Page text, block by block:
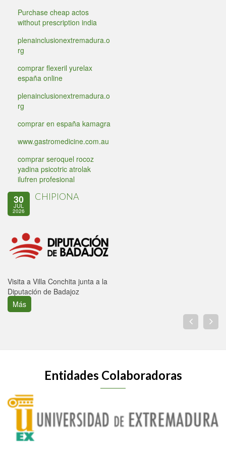
Purchase cheap actos
without prescription india
plenainclusionextremadura.o
rg
comprar flexeril yurelax
españa online
plenainclusionextremadura.o
rg
comprar en españa kamagra
www.gastromedicine.com.au
comprar seroquel rocoz
yadina psicotric atrolak
ilufren profesional
30
JUL
2026
CHIPIONA
Visita a Villa Conchita junta a la
Diputación de Badajoz
Más
Entidades Colaboradoras